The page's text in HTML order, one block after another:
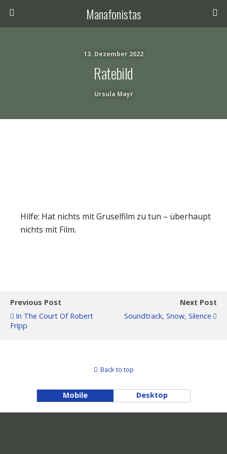
Manafonistas
13. Dezember 2022
Ratebild
Ursula Mayr
Hilfe: Hat nichts mit Gruselfilm zu tun – überhaupt
nichts mit Film.
Previous Post
In The Court Of Robert
Fripp
Next Post
Soundtrack, Snow, Silence
Back to top
Mobile Desktop